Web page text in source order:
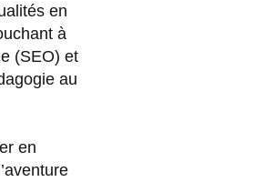
en
à
(SEO) et
au
en